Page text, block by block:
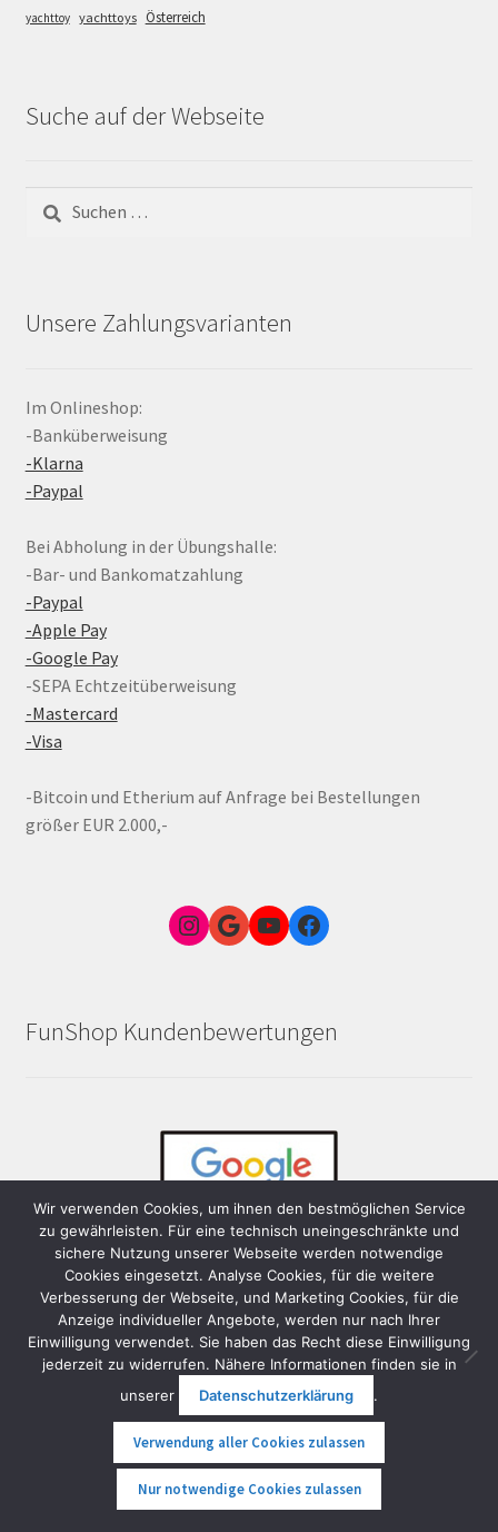
yachttoy yachttoys Österreich
Suche auf der Webseite
Suchen
nach:
Unsere Zahlungsvarianten
Im Onlineshop:
-Banküberweisung
-Klarna
-Paypal
Bei Abholung in der Übungshalle:
-Bar- und Bankomatzahlung
-Paypal
-Apple Pay
-Google Pay
-SEPA Echtzeitüberweisung
-Mastercard
-Visa
-Bitcoin und Etherium auf Anfrage bei Bestellungen
größer EUR 2.000,-
Instagram
Google Link zum FunShop WienYouTubeFacebook
FunShop Kundenbewertungen
Die aktuellen, echten und sicher nicht gekauften
Bewertungen unserer Kundinnen und Kunden auf die wir
Google Bewertung: 4,8 von 5,0
Facebook Bewertung: 5,0 von 5,0
Herold Bewertung: 5,0 von 5,0
Wir verwenden Cookies, um ihnen den bestmöglichen Service
zu gewährleisten. Für eine technisch uneingeschränkte und
sichere Nutzung unserer Webseite werden notwendige
Cookies eingesetzt. Analyse Cookies, für die weitere
Verbesserung der Webseite, und Marketing Cookies, für die
Anzeige individueller Angebote, werden nur nach Ihrer
Einwilligung verwendet. Sie haben das Recht diese Einwilligung
jederzeit zu widerrufen. Nähere Informationen finden sie in
unserer
Datenschutzerklärung .
Verwendung aller Cookies zulassen
Nur notwendige Cookies zulassen